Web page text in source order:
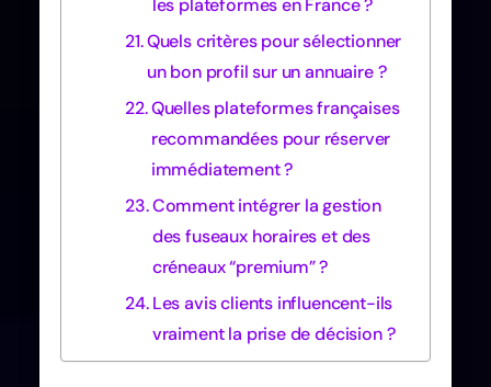
Quels critères pour sélectionner
un bon profil sur un annuaire ?
Quelles plateformes françaises
recommandées pour réserver
immédiatement ?
Comment intégrer la gestion
des fuseaux horaires et des
créneaux “premium” ?
Les avis clients influencent-ils
vraiment la prise de décision ?